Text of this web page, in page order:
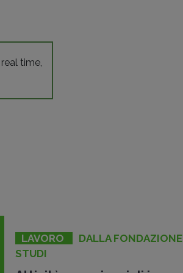
time,
LAVORO
DALLA FONDAZIONE
STUDI